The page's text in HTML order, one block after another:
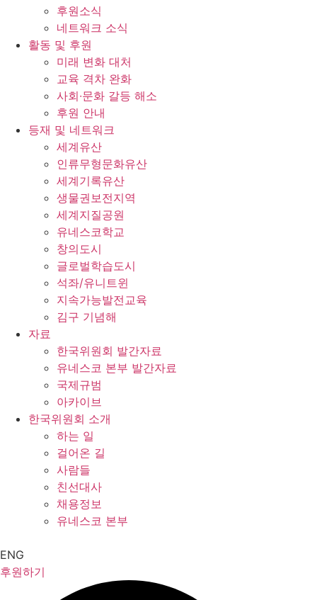
후원소식
네트워크 소식
활동 및 후원
미래 변화 대처
교육 격차 완화
사회∙문화 갈등 해소
후원 안내
등재 및 네트워크
세계유산
인류무형문화유산
세계기록유산
생물권보전지역
세계지질공원
유네스코학교
창의도시
글로벌학습도시
석좌/유니트윈
지속가능발전교육
김구 기념해
자료
한국위원회 발간자료
유네스코 본부 발간자료
국제규범
아카이브
한국위원회 소개
하는 일
걸어온 길
사람들
친선대사
채용정보
유네스코 본부
ENG
후원하기